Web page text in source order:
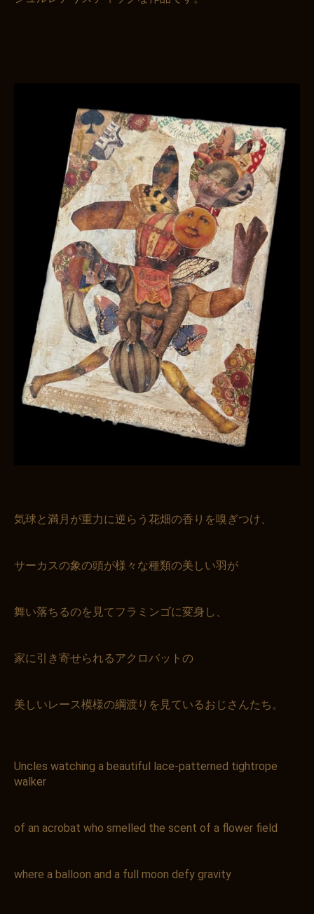
お買い物を続ける カートへ進む
気球と満月が重力に逆らう花畑の香りを嗅ぎつけ、
サーカスの象の頭が様々な種類の美しい羽が
舞い落ちるのを見てフラミンゴに変身し、
家に引き寄せられるアクロバットの
美しいレース模様の綱渡りを見ているおじさんたち。
Uncles watching a beautiful lace-patterned tightrope
walker
of an acrobat who smelled the scent of a flower field
where a balloon and a full moon defy gravity